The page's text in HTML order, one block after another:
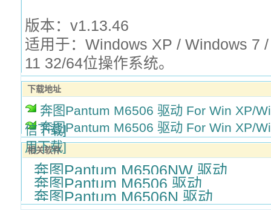
版本：v1.13.46
适用于：Windows XP / Windows 7
11 32/64位操作系统。
下载地址
奔图Pantum M6506 驱动 For Win XP/
信下载]
奔图Pantum M6506 驱动 For Win XP/
用下载]
相关软件
奔图Pantum M6506NW 驱动
奔图Pantum M6506 驱动
奔图Pantum M6506N 驱动